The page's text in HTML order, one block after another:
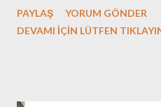
edebiyat dünyasının
eserlerin azlığını görüp
PAYLAŞ
YORUM GÖNDER
DEVAMI İÇİN LÜTFEN